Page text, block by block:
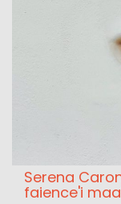
Serena
faience'i